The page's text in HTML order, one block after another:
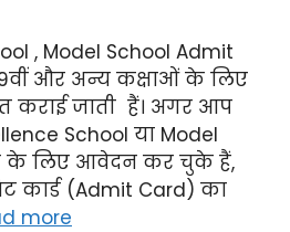
, Model School Admit
9वीं और अन्य कक्षाओं के लिए
कराई जाती हैं। अगर आप
School या Model
के लिए आवेदन कर चुके हैं,
कार्ड (Admit Card) का
more